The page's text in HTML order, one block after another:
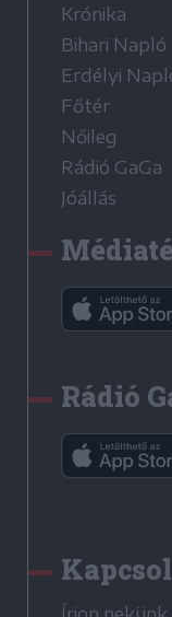
Krónika
Bihari Napló
Erdélyi
Főtér
Nőileg
Rádió GaGa
Jóállás
Rádió